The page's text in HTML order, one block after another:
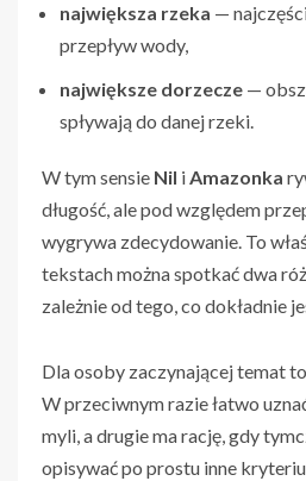
największa rzeka —
przepływ wody,
największe dorzecze —
spływają do danej rzeki.
W tym sensie Nil iAmazonka
długość, ale pod względem
wygrywa zdecydowanie. To
tekstach można spotkać dwa
zależnie od tego, co dokładnie
Dla osoby zaczynającej temat
W przeciwnym razie łatwo
myli, a drugie ma rację, gdy
opisywać po prostu inne